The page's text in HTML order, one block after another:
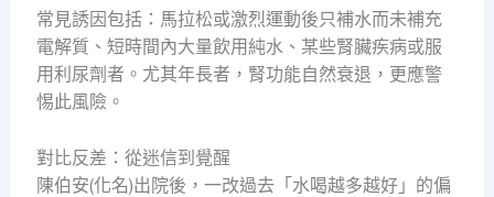
常見誘因包括：馬拉松或激烈運動後只補水而未補充
電解質、短時間內大量飲用純水、某些腎臟疾病或服
用利尿劑者。尤其年長者，腎功能自然衰退，更應警
惕此風險。
對比反差：從迷信到覺醒
陳伯安(化名)出院後，一改過去「水喝越多越好」的偏